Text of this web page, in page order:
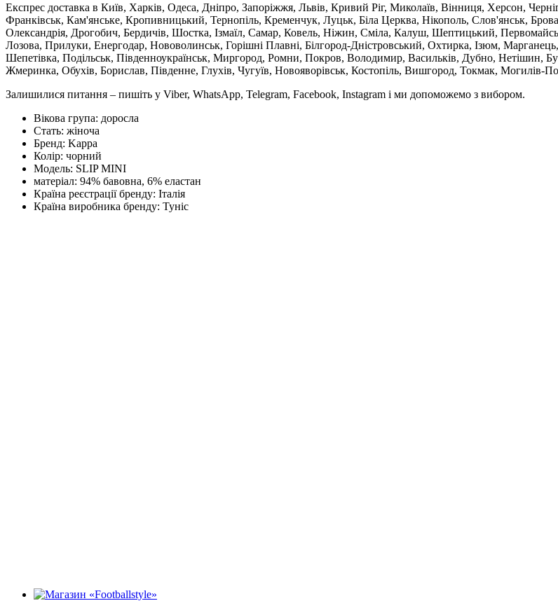
Експрес доставка в Київ, Харків, Одеса, Дніпро, Запоріжжя, Львів, Кривий Ріг, Миколаїв, Вінниця, Херсон,
Франківськ, Кам'янське, Кропивницький, Тернопіль, Кременчук, Луцьк, Біла Церква, Нікополь, Слов'янськ,
Олександрія, Дрогобич, Бердичів, Шостка, Ізмаїл, Самар, Ковель, Ніжин, Сміла, Калуш, Шептицький,
Лозова, Прилуки, Енергодар, Нововолинськ, Горішні Плавні, Білгород-Дністровський, Охтирка, Ізюм,
Шепетівка, Подільськ, Південноукраїнськ, Миргород, Ромни, Покров, Володимир, Васильків, Дубно, Нетішин,
Жмеринка, Обухів, Борислав, Південне, Глухів, Чугуїв, Новояворівськ, Костопіль, Вишгород, Токмак, Могилів-
Залишилися питання – пишіть у Viber, WhatsApp, Telegram, Facebook, Instagram і ми допоможемо з вибором.
Вікова група: доросла
Стать: жіноча
Бренд: Kappa
Колір: чорний
Модель: SLIP MINI
матеріал: 94% бавовна, 6% еластан
Країна реєстрації бренду: Італія
Країна виробника бренду: Туніс